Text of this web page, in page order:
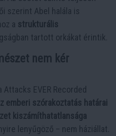
szerint Abel halála is
a strukturális
tartott orkákat érintik.
nem kér
Attacks EVER Recorded
emberi szórakoztatás határai
kiszámíthatatlansága
lenyűgöző – nem háziállat.